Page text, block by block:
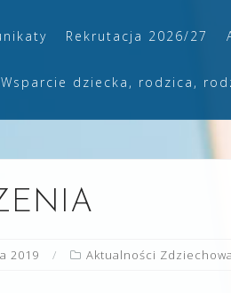
Rekrutacja 2026/27
Wsparcie dziecka, rodzica,
2019 Aktualności Zdziechowa